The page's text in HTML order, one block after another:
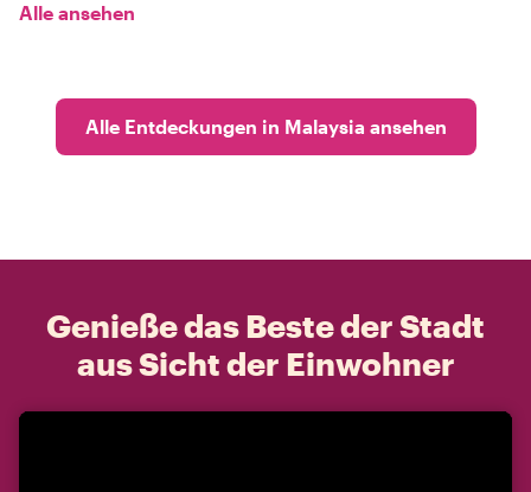
Alle ansehen
Alle Entdeckungen in Malaysia ansehen
Genieße das Beste der Stadt
aus Sicht der Einwohner